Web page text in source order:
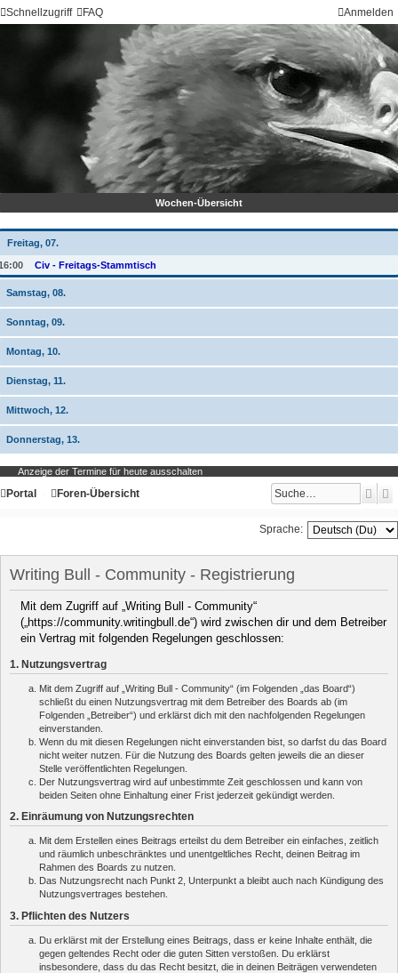
Schnellzugriff FAQ Anmelden
Wochen-Übersicht
Freitag, 07.
Civ - Freitags-Stammtisch
Samstag, 08.
Sonntag, 09.
Montag, 10.
Dienstag, 11.
Mittwoch, 12.
Donnerstag, 13.
Anzeige der Termine für heute ausschalten
Portal Foren-Übersicht
Sprache:
Writing Bull - Community - Registrierung
Mit dem Zugriff auf „Writing Bull - Community“
(„https://community.writingbull.de“) wird zwischen dir und dem Betreiber
ein Vertrag mit folgenden Regelungen geschlossen:
1. Nutzungsvertrag
Mit dem Zugriff auf „Writing Bull - Community“ (im Folgenden „das Board“)
schließt du einen Nutzungsvertrag mit dem Betreiber des Boards ab (im
Folgenden „Betreiber“) und erklärst dich mit den nachfolgenden Regelungen
einverstanden.
Wenn du mit diesen Regelungen nicht einverstanden bist, so darfst du das Board
nicht weiter nutzen. Für die Nutzung des Boards gelten jeweils die an dieser
Stelle veröffentlichten Regelungen.
Der Nutzungsvertrag wird auf unbestimmte Zeit geschlossen und kann von
beiden Seiten ohne Einhaltung einer Frist jederzeit gekündigt werden.
2. Einräumung von Nutzungsrechten
Mit dem Erstellen eines Beitrags erteilst du dem Betreiber ein einfaches, zeitlich
und räumlich unbeschränktes und unentgeltliches Recht, deinen Beitrag im
Rahmen des Boards zu nutzen.
Das Nutzungsrecht nach Punkt 2, Unterpunkt a bleibt auch nach Kündigung des
Nutzungsvertrages bestehen.
3. Pflichten des Nutzers
Du erklärst mit der Erstellung eines Beitrags, dass er keine Inhalte enthält, die
gegen geltendes Recht oder die guten Sitten verstoßen. Du erklärst
insbesondere, dass du das Recht besitzt, die in deinen Beiträgen verwendeten